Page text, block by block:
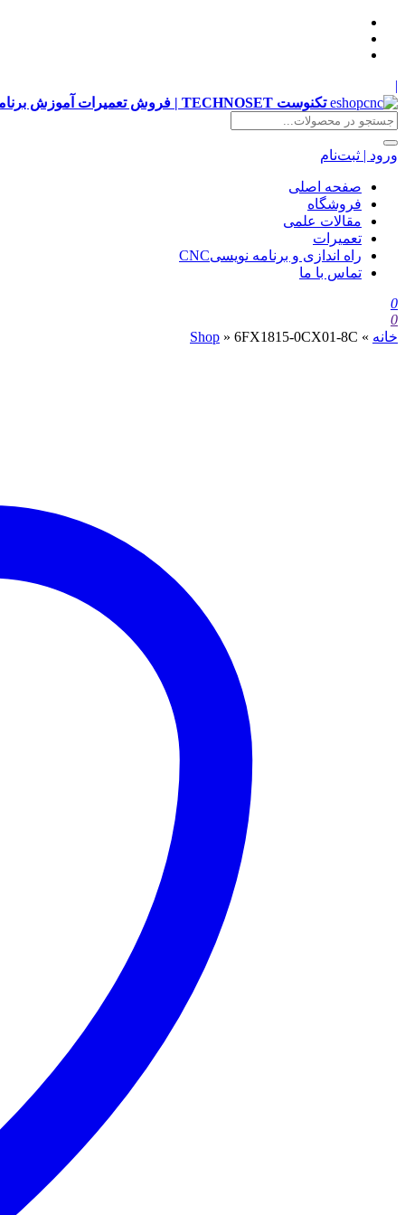
|
تکنوست TECHNOSET | فروش تعمیرات آموزش برنامه نویسی cnc زیمنس فانوک هایدن siemens ,fanuc, heidenhain ,hust, gsk
ورود | ثبت‌نام
صفحه اصلی
فروشگاه
مقالات علمی
تعمیرات
راه اندازی و برنامه نویسیCNC
تماس با ما
0
0
خانه »
Shop » 6FX1815-0CX01-8C